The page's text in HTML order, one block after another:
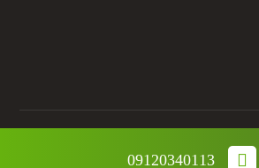
باشد.
09120340113